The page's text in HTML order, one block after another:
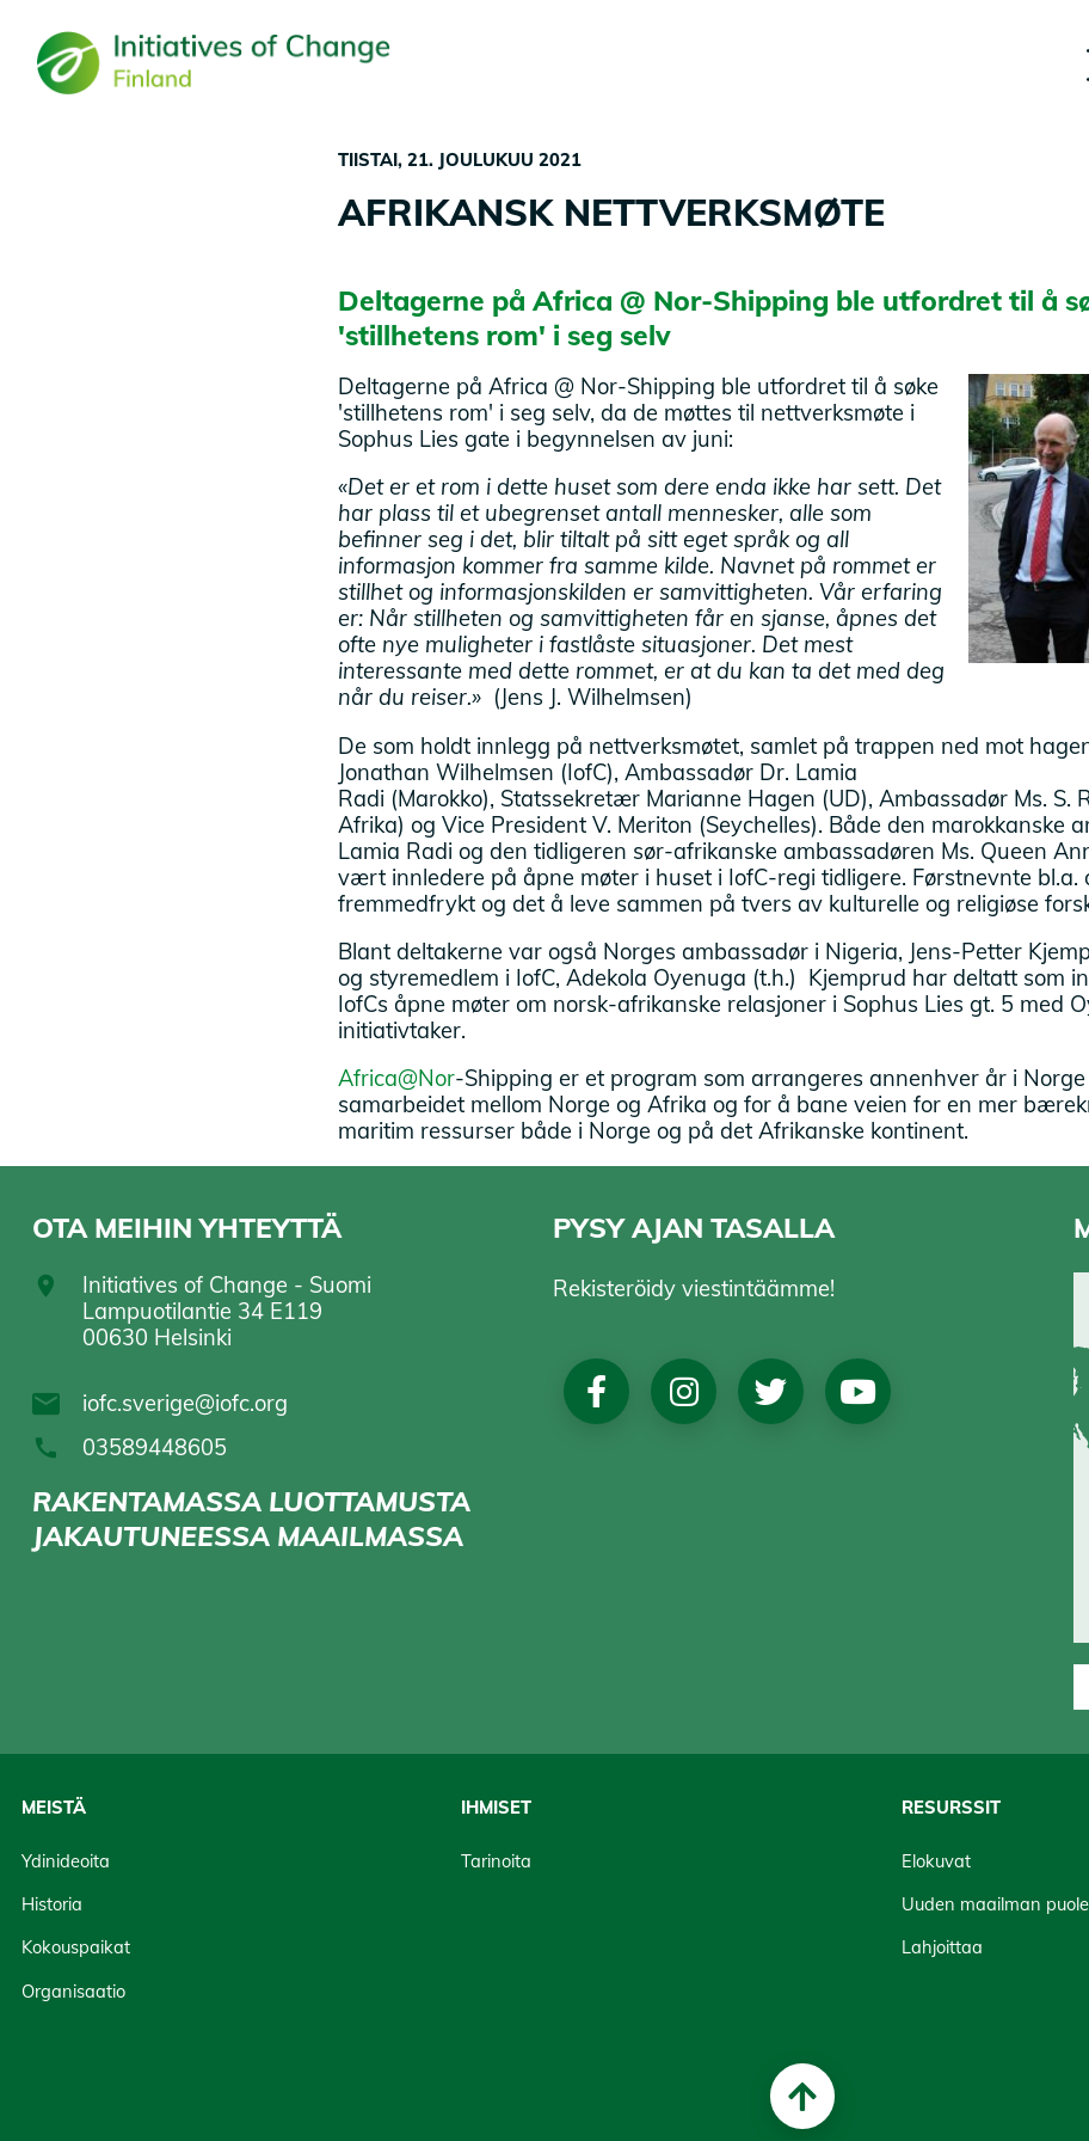
pääsisältöön
KANSAINVÄLINEN
TIISTAI, 21. JOULUKUU 2021
AFRIKANSK NETTVERKSMØTE
Deltagerne på Africa @ Nor-Shipping ble utfordret til å
'stillhetens rom' i seg selv
Deltagerne på Africa @ Nor-Shipping ble utfordret til å søke
'stillhetens rom' i seg selv, da de møttes til nettverksmøte i
Sophus Lies gate i begynnelsen av juni:
«Det er et rom i dette huset som dere enda ikke har sett. Det
har plass til et ubegrenset antall mennesker, alle som
befinner seg i det, blir tiltalt på sitt eget språk og all
informasjon kommer fra samme kilde. Navnet på rommet er
stillhet og informasjonskilden er samvittigheten. Vår erfaring
er: Når stillheten og samvittigheten får en sjanse, åpnes det
ofte nye muligheter i fastlåste situasjoner. Det mest
interessante med dette rommet, er at du kan ta det med deg
når du reiser.» (Jens J. Wilhelmsen)
De som holdt innlegg på nettverksmøtet, samlet på trappen ned mot
Jonathan Wilhelmsen (IofC), Ambassadør Dr. Lamia
Radi (Marokko), Statssekretær Marianne Hagen (UD), Ambassadør Ms. S.
Afrika) og Vice President V. Meriton (Seychelles). Både den marokkanske
Lamia Radi og den tidligeren sør-afrikanske ambassadøren Ms. Queen
vært innledere på åpne møter i huset i IofC-regi tidligere. Førstnevnte bl.a.
fremmedfrykt og det å leve sammen på tvers av kulturelle og religiøse
Blant deltakerne var også Norges ambassadør i Nigeria, Jens-Petter
og styremedlem i IofC, Adekola Oyenuga (t.h.) Kjemprud har deltatt som
IofCs åpne møter om norsk-afrikanske relasjoner i Sophus Lies gt. 5 med
initiativtaker.
Africa@Nor-Shipping er et program som arrangeres annenhver år i
samarbeidet mellom Norge og Afrika og for å bane veien for en mer
maritim ressurser både i Norge og på det Afrikanske kontinent.
OTA MEIHIN YHTEYTTÄ
Initiatives of Change - Suomi
Lampuotilantie 34 E119
00630 Helsinki
iofc.sverige@iofc.org
03589448605
RAKENTAMASSA LUOTTAMUSTA
JAKAUTUNEESSA MAAILMASSA
PYSY AJAN TASALLA
Rekisteröidy viestintäämme!
Social
Media
navigation
MEISTÄ
Ydinideoita
Historia
Kokouspaikat
Organisaatio
IHMISET
Tarinoita
RESURSSIT
Elokuvat
Uuden maailman
Lahjoittaa